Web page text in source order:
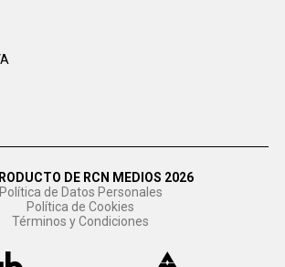
DE RCN MEDIOS 2026
Política de Datos Personales
Política de Cookies
Términos y Condiciones